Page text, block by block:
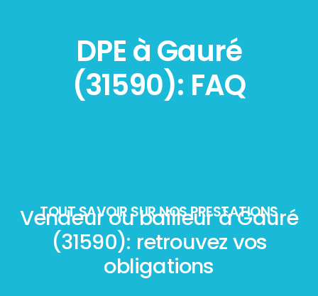
DPE à Gauré
(31590): FAQ
TOUT SAVOIR SUR NOS PRESTATIONS
Vendeur ou bailleur à Gauré
(31590): retrouvez vos
obligations